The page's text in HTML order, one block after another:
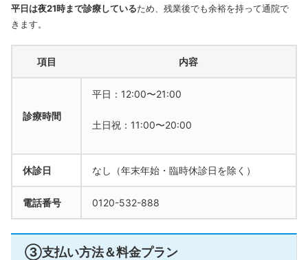
平日は夜21時まで診療しているため、残業後でも余裕を持って通院で
きます。
項目 内容
診療時間
平日：12:00〜21:00
土日祝：11:00〜20:00
休診日 なし（年末年始・臨時休診日を除く）
電話番号 0120-532-888
③支払い方法＆料金プラン